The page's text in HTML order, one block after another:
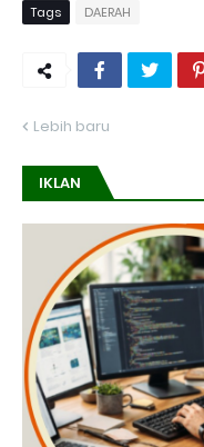
Tags DAERAH
Lebih baru
IKLAN